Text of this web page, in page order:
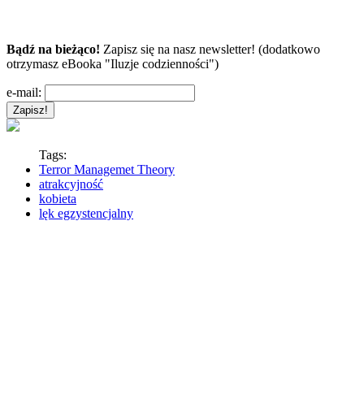
Bądź na bieżąco! Zapisz się na nasz newsletter! (dodatkowo
otrzymasz eBooka "Iluzje codzienności")
e-mail:
Tags:
Terror Managemet Theory
atrakcyjność
kobieta
lęk egzystencjalny